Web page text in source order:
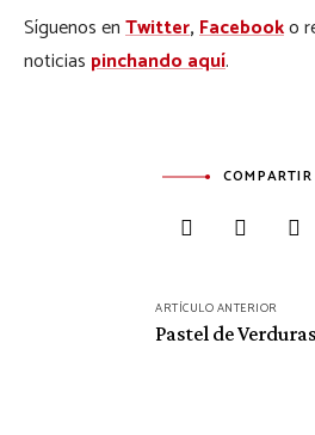
Síguenos enTwitter,Facebooko
noticias pinchando aquí.
COMPARTIR
ARTÍCULO ANTERIOR
Pastel de Verduras